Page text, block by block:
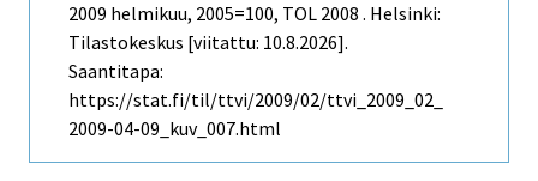
2009 helmikuu, 2005=100, TOL 2008 . Helsinki:
Tilastokeskus [viitattu: 10.8.2026].
Saantitapa:
https://stat.fi/til/ttvi/2009/02/ttvi_2009_02_
2009-04-09_kuv_007.html